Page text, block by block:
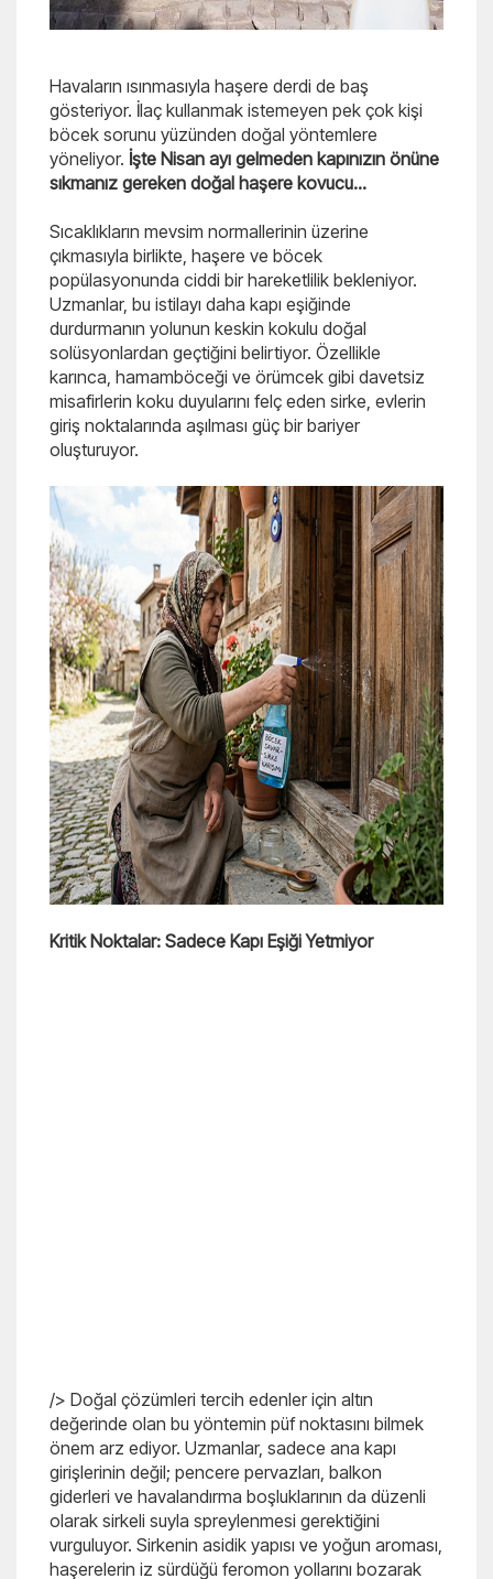
Havaların ısınmasıyla haşere derdi de baş
gösteriyor. İlaç kullanmak istemeyen pek çok kişi
böcek sorunu yüzünden doğal yöntemlere
yöneliyor. İşte Nisan ayı gelmeden kapınızın önüne
sıkmanız gereken doğal haşere kovucu...
Sıcaklıkların mevsim normallerinin üzerine
çıkmasıyla birlikte, haşere ve böcek
popülasyonunda ciddi bir hareketlilik bekleniyor.
Uzmanlar, bu istilayı daha kapı eşiğinde
durdurmanın yolunun keskin kokulu doğal
solüsyonlardan geçtiğini belirtiyor. Özellikle
karınca, hamamböceği ve örümcek gibi davetsiz
misafirlerin koku duyularını felç eden sirke, evlerin
giriş noktalarında aşılması güç bir bariyer
oluşturuyor.
Kritik Noktalar: Sadece Kapı Eşiği Yetmiyor
/> Doğal çözümleri tercih edenler için altın
değerinde olan bu yöntemin püf noktasını bilmek
önem arz ediyor. Uzmanlar, sadece ana kapı
girişlerinin değil; pencere pervazları, balkon
giderleri ve havalandırma boşluklarının da düzenli
olarak sirkeli suyla spreylenmesi gerektiğini
vurguluyor. Sirkenin asidik yapısı ve yoğun aroması,
haşerelerin iz sürdüğü feromon yollarını bozarak